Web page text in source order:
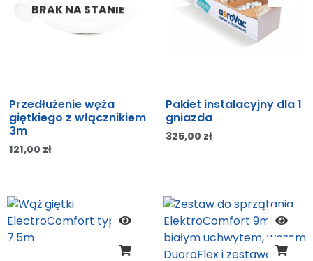
BRAK NA STANIE
Przedłużenie węża
giętkiego z włącznikiem
3m
121,00 zł
Pakiet instalacyjny dla 1
gniazda
325,00 zł